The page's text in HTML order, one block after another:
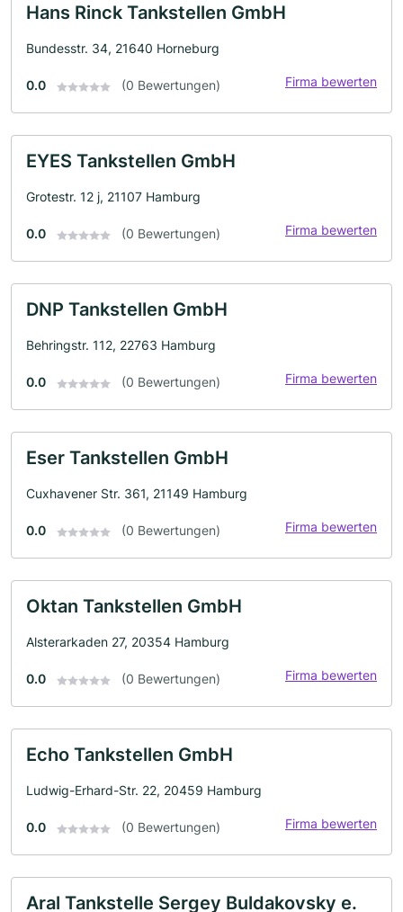
Hans Rinck Tankstellen GmbH
Bundesstr. 34, 21640 Horneburg
0.0 (0 Bewertungen) Firma bewerten
EYES Tankstellen GmbH
Grotestr. 12 j, 21107 Hamburg
0.0 (0 Bewertungen) Firma bewerten
DNP Tankstellen GmbH
Behringstr. 112, 22763 Hamburg
0.0 (0 Bewertungen) Firma bewerten
Eser Tankstellen GmbH
Cuxhavener Str. 361, 21149 Hamburg
0.0 (0 Bewertungen) Firma bewerten
Oktan Tankstellen GmbH
Alsterarkaden 27, 20354 Hamburg
0.0 (0 Bewertungen) Firma bewerten
Echo Tankstellen GmbH
Ludwig-Erhard-Str. 22, 20459 Hamburg
0.0 (0 Bewertungen) Firma bewerten
Aral Tankstelle Sergey Buldakovsky e.